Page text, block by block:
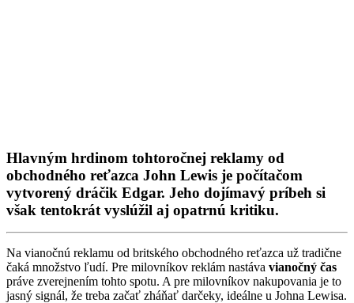
Hlavným hrdinom tohtoročnej reklamy od
obchodného reťazca John Lewis je počítačom
vytvorený dráčik Edgar. Jeho dojímavý príbeh si
však tentokrát vyslúžil aj opatrnú kritiku.
Na vianočnú reklamu od britského obchodného reťazca už tradične
čaká množstvo ľudí. Pre milovníkov reklám nastáva vianočný čas
práve zverejnením tohto spotu. A pre milovníkov nakupovania je to
jasný signál, že treba začať zháňať darčeky, ideálne u Johna Lewisa.